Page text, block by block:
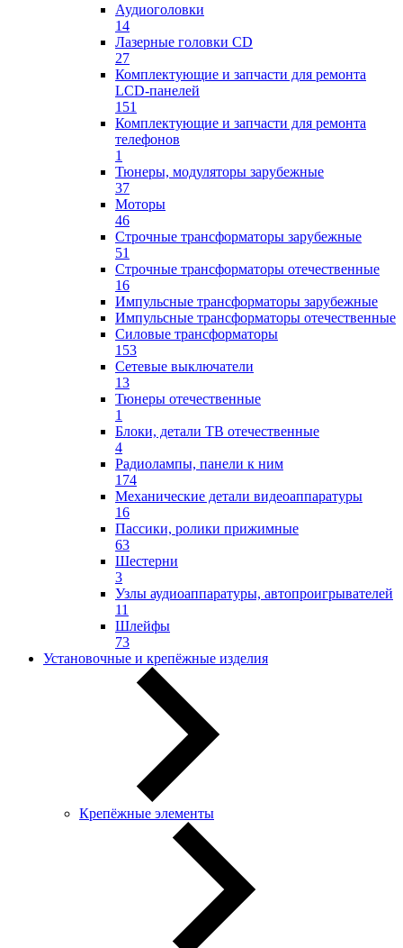
Аудиоголовки
14
Лазерные головки CD
27
Комплектующие и запчасти для ремонта
LCD-панелей
151
Комплектующие и запчасти для ремонта
телефонов
1
Тюнеры, модуляторы зарубежные
37
Моторы
46
Строчные трансформаторы зарубежные
51
Строчные трансформаторы отечественные
16
Импульсные трансформаторы зарубежные
Импульсные трансформаторы отечественные
Силовые трансформаторы
153
Сетевые выключатели
13
Тюнеры отечественные
1
Блоки, детали ТВ отечественные
4
Радиолампы, панели к ним
174
Механические детали видеоаппаратуры
16
Пассики, ролики прижимные
63
Шестерни
3
Узлы аудиоаппаратуры, автопроигрывателей
11
Шлейфы
73
Установочные и крепёжные изделия
Крепёжные элементы